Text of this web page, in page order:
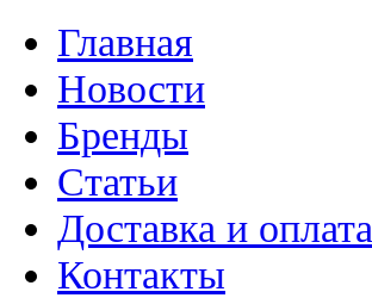
Главная
Новости
Бренды
Статьи
Доставка и оплата
Контакты